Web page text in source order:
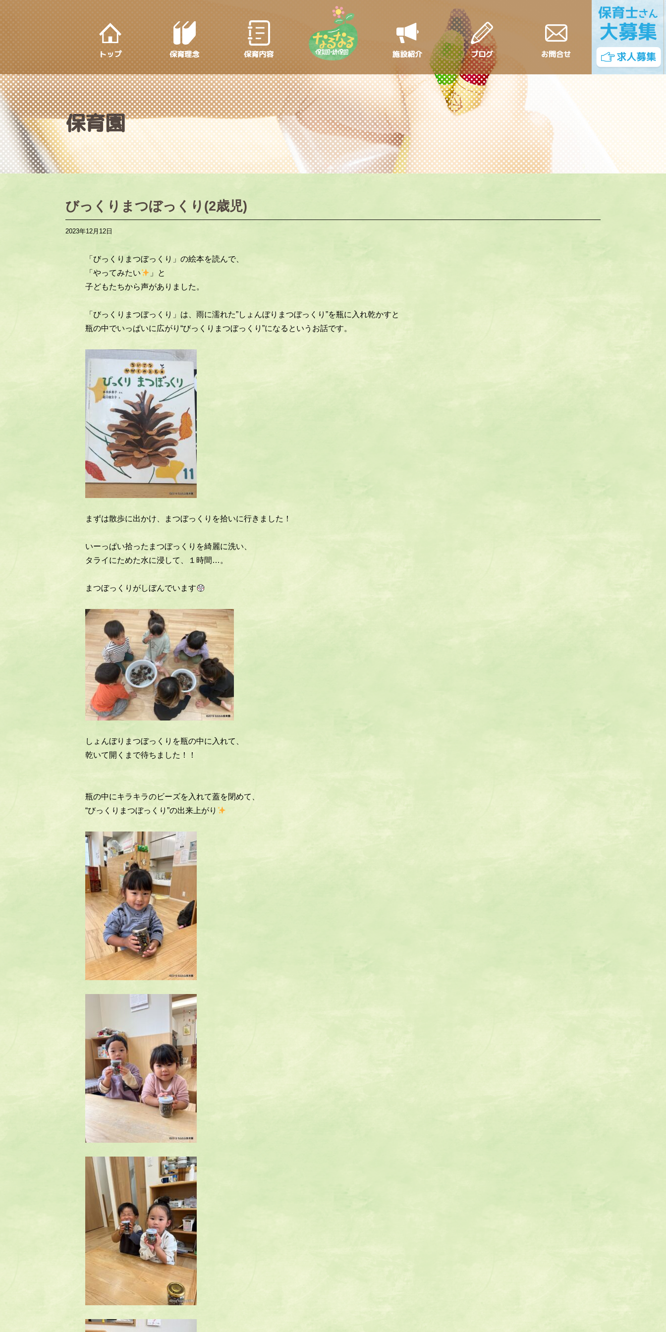
k
i
p
t
o
m
a
i
n
c
o
n
トップ 保育理念 保育内容 施設紹介 ブログ お問合せ
保育園
びっくりまつぼっくり(2歳児)
2023年12月12日
「びっくりまつぼっくり」の絵本を読んで、
「やってみたい
」と
子どもたちから声がありました。
「びっくりまつぼっくり」は、雨に濡れた”しょんぼりまつぼっくり”を瓶に入れ乾かすと
瓶の中でいっぱいに広がり“びっくりまつぼっくり”になるというお話です。
まずは散歩に出かけ、まつぼっくりを拾いに行きました！
いーっぱい拾ったまつぼっくりを綺麗に洗い、
タライにためた水に浸して、１時間…。
まつぼっくりがしぼんでいます
しょんぼりまつぼっくりを瓶の中に入れて、
乾いて開くまで待ちました！！
瓶の中にキラキラのビーズを入れて蓋を閉めて、
“びっくりまつぼっくり”の出来上がり